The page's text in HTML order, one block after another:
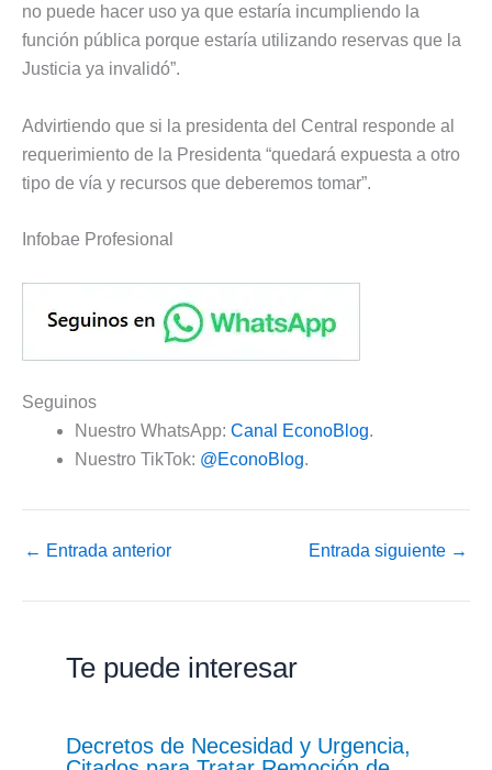
no puede hacer uso ya que estaría incumpliendo la
función pública porque estaría utilizando reservas que la
Justicia ya invalidó”.
Advirtiendo que si la presidenta del Central responde al
requerimiento de la Presidenta “quedará expuesta a otro
tipo de vía y recursos que deberemos tomar”.
Infobae Profesional
Seguinos
Nuestro WhatsApp: Canal EconoBlog.
Nuestro TikTok: @EconoBlog.
← Entrada anterior Entrada siguiente →
Te puede interesar
Decretos de Necesidad y Urgencia,